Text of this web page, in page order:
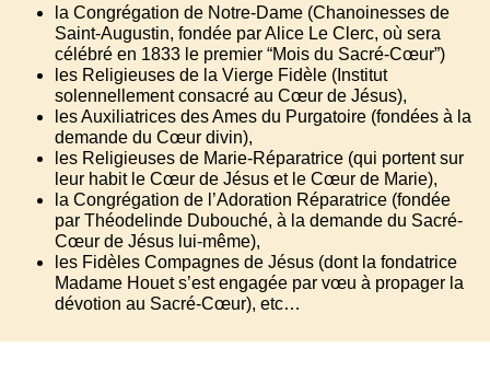
la Congrégation de Notre-Dame (Chanoinesses de
Saint-Augustin, fondée par Alice Le Clerc, où sera
célébré en 1833 le premier “Mois du Sacré-Cœur”)
les Religieuses de la Vierge Fidèle (Institut
solennellement consacré au Cœur de Jésus),
les Auxiliatrices des Ames du Purgatoire (fondées à la
demande du Cœur divin),
les Religieuses de Marie-Réparatrice (qui portent sur
leur habit le Cœur de Jésus et le Cœur de Marie),
la Congrégation de l’Adoration Réparatrice (fondée
par Théodelinde Dubouché, à la demande du Sacré-
Cœur de Jésus lui-même),
les Fidèles Compagnes de Jésus (dont la fondatrice
Madame Houet s’est engagée par vœu à propager la
dévotion au Sacré-Cœur), etc…